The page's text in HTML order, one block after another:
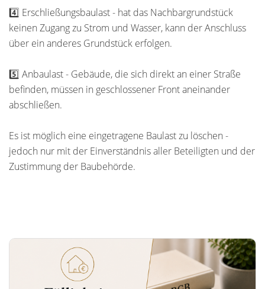
4️⃣ Erschließungsbaulast - hat das Nachbargrundstück
keinen Zugang zu Strom und Wasser, kann der Anschluss
über ein anderes Grundstück erfolgen.
5️⃣ Anbaulast - Gebäude, die sich direkt an einer Straße
befinden, müssen in geschlossener Front aneinander
abschließen.
Es ist möglich eine eingetragene Baulast zu löschen -
jedoch nur mit der Einverständnis aller Beteiligten und der
Zustimmung der Baubehörde.